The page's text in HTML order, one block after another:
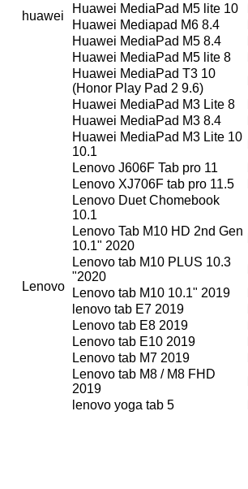
huawei
Huawei MediaPad M5 lite 10
Huawei Mediapad M6 8.4
Huawei MediaPad M5 8.4
Huawei MediaPad M5 lite 8
Huawei MediaPad T3 10
(Honor Play Pad 2 9.6)
Huawei MediaPad M3 Lite 8
Huawei MediaPad M3 8.4
Huawei MediaPad M3 Lite 10
10.1
Lenovo
Lenovo J606F Tab pro 11
Lenovo XJ706F tab pro 11.5
Lenovo Duet Chomebook
10.1
Lenovo Tab M10 HD 2nd Gen
10.1" 2020
Lenovo tab M10 PLUS 10.3
"2020
Lenovo tab M10 10.1" 2019
lenovo tab E7 2019
Lenovo tab E8 2019
Lenovo tab E10 2019
Lenovo tab M7 2019
Lenovo tab M8 / M8 FHD
2019
lenovo yoga tab 5